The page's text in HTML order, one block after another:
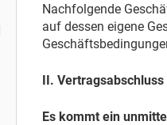
Nachfolgende
auf dessen eigene
II. Vertragsabschluss
Es kommt ein